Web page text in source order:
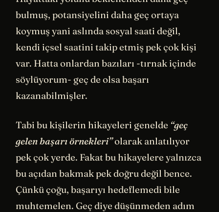
bulmuş, potansiyelini daha geç ortaya
koymuş yani aslında sosyal saati değil,
kendi içsel saatini takip etmiş pek çok kişi
var. Hatta onlardan bazıları -tırnak içinde
söylüyorum- geç de olsa başarı
kazanabilmişler.
Tabi bu kişilerin hikayeleri genelde “geç
gelen başarı örnekleri”olarak anlatılıyor
pek çok yerde. Fakat bu hikayelere yalnızca
bu açıdan bakmak pek doğru değil bence.
Çünkü çoğu, başarıyı hedeflemedi bile
muhtemelen. Geç diye düşünmeden adım